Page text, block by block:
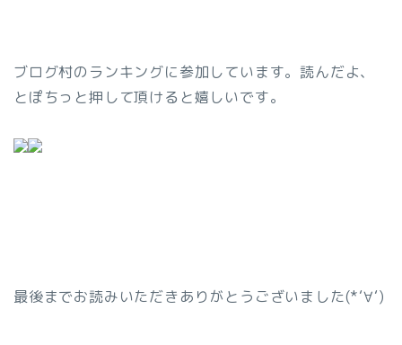
ブログ村のランキングに参加しています。読んだよ、
とぽちっと押して頂けると嬉しいです。
最後までお読みいただきありがとうございました(*‘∀‘)